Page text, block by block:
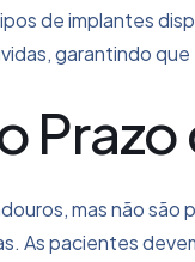
de implantes
garantindo
mas não
As pacientes